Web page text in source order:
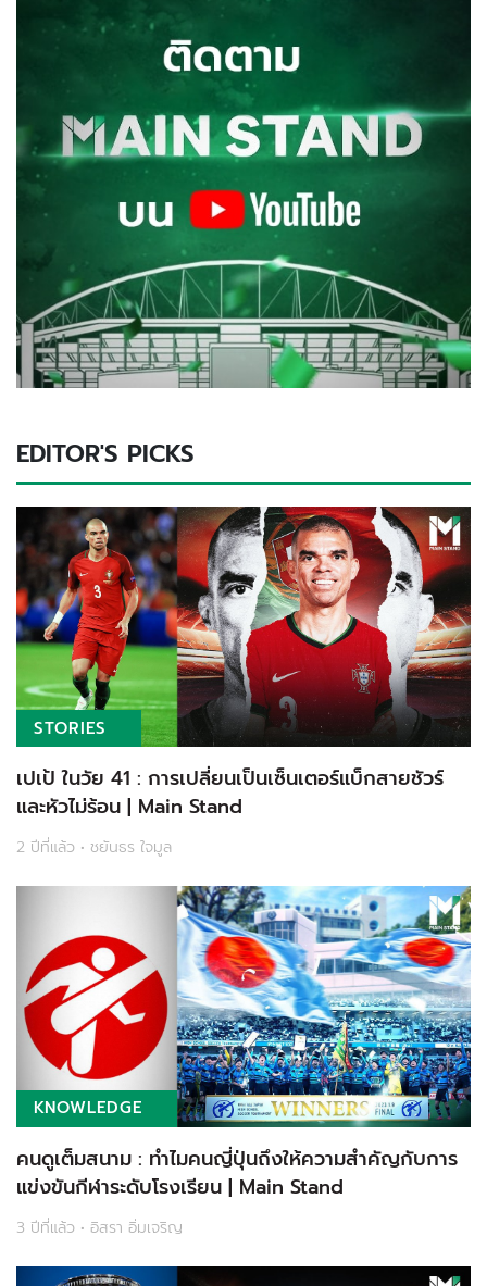
EDITOR'S PICKS
STORIES
เปเป้ ในวัย 41 : การเปลี่ยนเป็นเซ็นเตอร์แบ็กสายชัวร์
และหัวไม่ร้อน | Main Stand
2 ปีที่แล้ว • ชยันธร ใจมูล
KNOWLEDGE
คนดูเต็มสนาม : ทำไมคนญี่ปุ่นถึงให้ความสำคัญกับการ
แข่งขันกีฬาระดับโรงเรียน | Main Stand
3 ปีที่แล้ว • อิสรา อิ่มเจริญ